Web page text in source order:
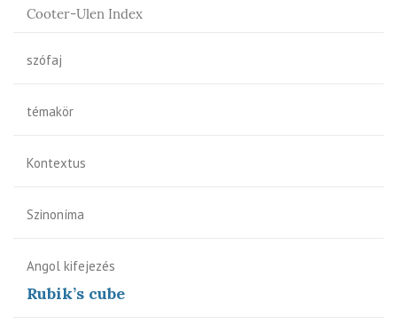
Cooter-Ulen Index
szófaj
témakör
Kontextus
Szinoníma
Angol kifejezés
Rubik’s cube